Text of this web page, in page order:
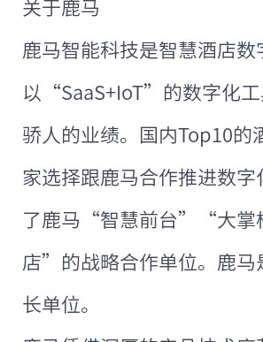
关于鹿马
鹿马智能科技是智慧酒店
以“SaaS+IoT”的数字化工
骄人的业绩。国内Top10的
家选择跟鹿马合作推进数
了鹿马“智慧前台”“大掌
店”的战略合作单位。鹿马
长单位。